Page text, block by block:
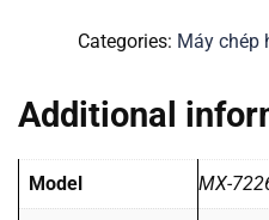
Categories: Máy chép
Additional
Model MX-